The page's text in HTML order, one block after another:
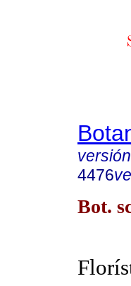
4476
Bot.